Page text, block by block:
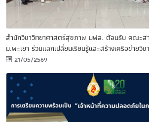
สำนักวิชาวิทยาศาสตร์สุขภาพ มฟล. ต้อนรับ คณะ
ม.พะเยา ร่วมแลกเปลี่ยนเรียนรู้และสร้างเครือข่ายวิช
21/05/2569